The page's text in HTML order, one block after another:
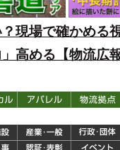
現場で確かめる
高める【物流広